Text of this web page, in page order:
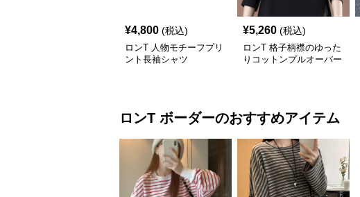
¥4,800 (税込)
ロンT 人物モチーフプリ
ント長袖シャツ
¥5,260 (税込)
ロンT 格子柄襟のゆった
りコットンプルオーバー
ロンT ボーダーのおすすめアイテム